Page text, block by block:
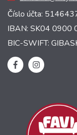
Číslo účta:
IBAN: SK04
BIC-SWIFT: